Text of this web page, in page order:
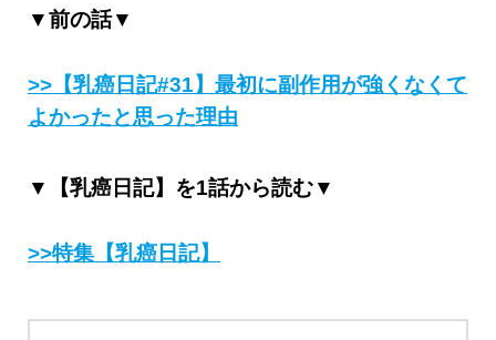
▼前の話▼
>>【乳癌日記#31】最初に副作用が強くなくて
よかったと思った理由
▼【乳癌日記】を1話から読む▼
>>特集【乳癌日記】